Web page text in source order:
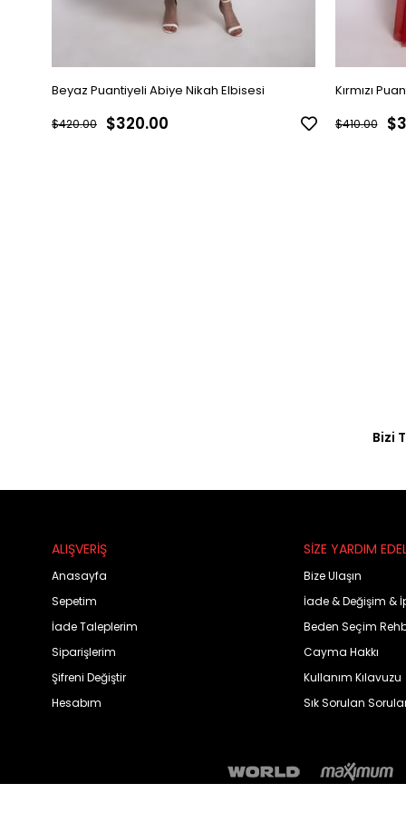
Beyaz Puantiyeli Abiye Nikah Elbisesi
$320.00
$420.00
Kırmızı
$410.00
Bizi
ALIŞVERİŞ
Anasayfa
Sepetim
İade Taleplerim
Siparişlerim
Şifreni Değiştir
Hesabım
SİZE YARDIM
Bize Ulaşın
İade & Değişim &
Beden Seçim
Cayma Hakkı
Kullanım Kılavuzu
Sık Sorulan